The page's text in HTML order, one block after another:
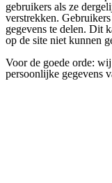
gebruikers als ze
verstrekken.
gegevens te delen. Dit
op de site niet kunnen
Voor de goede orde:
persoonlijke gegevens